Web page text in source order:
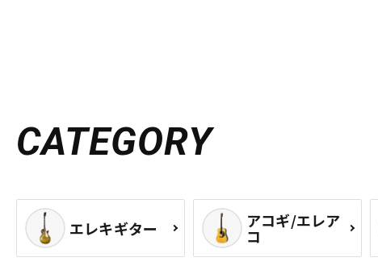
CATEGORY
エレキギター アコギ/エレア
コ